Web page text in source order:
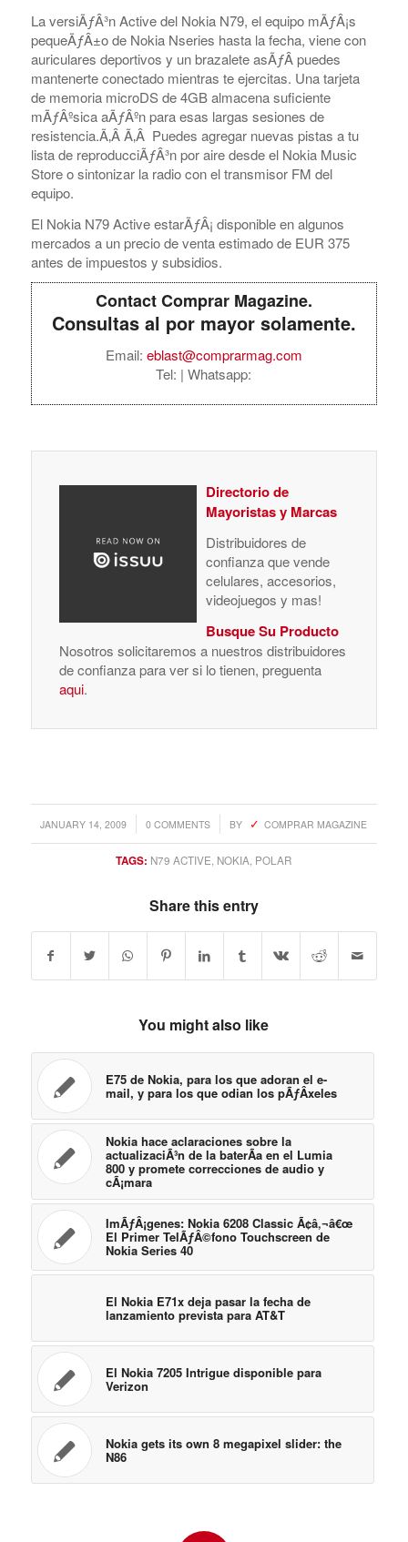
La versiÃƒÂ³n Active del Nokia N79, el equipo mÃƒÂ¡s
pequeÃƒÂ±o de Nokia Nseries hasta la fecha, viene con
auriculares deportivos y un brazalete asÃƒÂ­ puedes
mantenerte conectado mientras te ejercitas. Una tarjeta
de memoria microDS de 4GB almacena suficiente
mÃƒÂºsica aÃƒÂºn para esas largas sesiones de
resistencia.Ã‚Â Ã‚Â Puedes agregar nuevas pistas a tu
lista de reproducciÃƒÂ³n por aire desde el Nokia Music
Store o sintonizar la radio con el transmisor FM del
equipo.
El Nokia N79 Active estarÃƒÂ¡ disponible en algunos
mercados a un precio de venta estimado de EUR 375
antes de impuestos y subsidios.
Contact Comprar Magazine.
Consultas al por mayor solamente.
Email: eblast@comprarmag.com
Tel: | Whatsapp:
Directorio de
Mayoristas y Marcas
Distribuidores de
confianza que vende
celulares, accesorios,
videojuegos y mas!
Busque Su Producto
Nosotros solicitaremos a nuestros distribuidores
de confianza para ver si lo tienen, preguenta
aqui.
JANUARY 14, 2009
/ 0 COMMENTS
/ BY COMPRAR MAGAZINE
TAGS: N79 ACTIVE NOKIA POLAR
Share this entry
You might also like
E75 de Nokia, para los que adoran el e-
mail, y para los que odian los pÃƒÂ­xeles
Nokia hace aclaraciones sobre la
actualizaciÃ³n de la baterÃ­a en el Lumia
800 y promete correcciones de audio y
cÃ¡mara
ImÃƒÂ¡genes: Nokia 6208 Classic Ã¢â‚¬â€œ
El Primer TelÃƒÂ©fono Touchscreen de
Nokia Series 40
El Nokia E71x deja pasar la fecha de
lanzamiento prevista para AT&T
El Nokia 7205 Intrigue disponible para
Verizon
Nokia gets its own 8 megapixel slider: the
N86